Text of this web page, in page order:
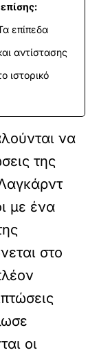
επίπεδα
αντίστασης
ιστορικό
να
της
με ένα
στο
οι